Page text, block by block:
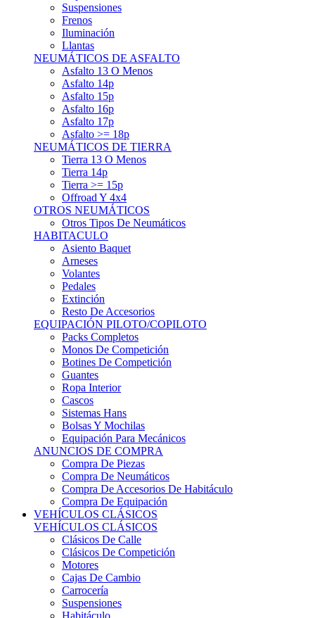
Frenos
Iluminación
Llantas
NEUMÁTICOS DE ASFALTO
Asfalto 13 O Menos
Asfalto 14p
Asfalto 15p
Asfalto 16p
Asfalto 17p
Asfalto >= 18p
NEUMÁTICOS DE TIERRA
Tierra 13 O Menos
Tierra 14p
Tierra >= 15p
Offroad Y 4x4
OTROS NEUMÁTICOS
Otros Tipos De Neumáticos
HABITACULO
Asiento Baquet
Arneses
Volantes
Pedales
Extinción
Resto De Accesorios
EQUIPACIÓN PILOTO/COPILOTO
Packs Completos
Monos De Competición
Botines De Competición
Guantes
Ropa Interior
Cascos
Sistemas Hans
Bolsas Y Mochilas
Equipación Para Mecánicos
ANUNCIOS DE COMPRA
Compra De Piezas
Compra De Neumáticos
Compra De Accesorios De Habitáculo
Compra De Equipación
VEHÍCULOS CLÁSICOS
VEHÍCULOS CLÁSICOS
Clásicos De Calle
Clásicos De Competición
Motores
Cajas De Cambio
Carrocería
Suspensiones
Habitáculo
Llantas